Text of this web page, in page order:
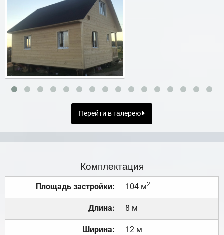
Перейти в галерею
Комплектация
Площадь застройки: 104 м2
Длина: 8 м
Ширина: 12 м